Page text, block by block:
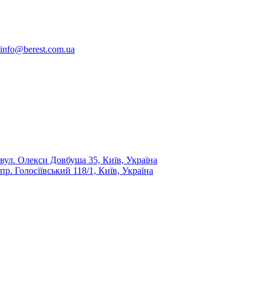
info@berest.com.ua
вул. Олекси Довбуша 35, Київ, Україна
пр. Голосіївський 118/1, Київ, Україна